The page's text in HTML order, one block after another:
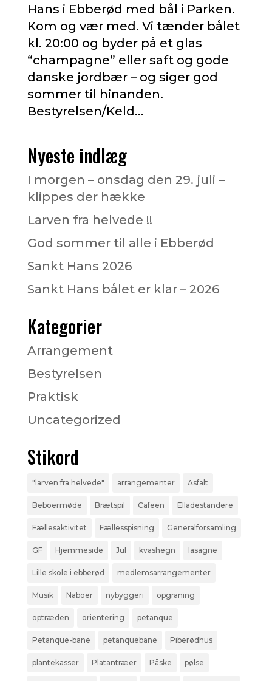
Hans i Ebberød med bål i Parken.
Kom og vær med. Vi tænder bålet
kl. 20:00 og byder på et glas
“champagne” eller saft og gode
danske jordbær – og siger god
sommer til hinanden.
Bestyrelsen/Keld...
Nyeste indlæg
I morgen – onsdag den 29. juli –
klippes der hække
Larven fra helvede !!
God sommer til alle i Ebberød
Sankt Hans 2026
Sankt Hans bålet er klar – 2026
Kategorier
Arrangement
Bestyrelsen
Praktisk
Uncategorized
Stikord
"larven fra helvede" arrangementer Asfalt
Beboermøde Brætspil Cafeen Elladestandere
Fællesaktivitet Fællesspisning Generalforsamling
GF Hjemmeside Jul kvashegn lasagne
Lille skole i ebberød medlemsarrangementer
Musik Naboer nybyggeri opgraning
optræden orientering petanque
Petanque-bane petanquebane Piberødhus
plantekasser Platantræer Påske pølse